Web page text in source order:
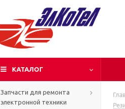
КАТАЛОГ
Запчасти для ремонта
электронной техники